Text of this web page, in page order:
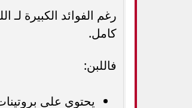
رغم الفوائد الكبيرة
كامل.
فاللبن:
يحتوي على